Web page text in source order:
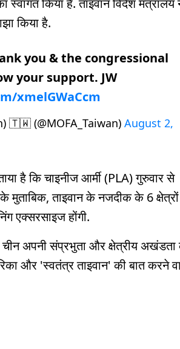
किया है. ताइवान विदेश मंत्रालय
किया है.
you & the congressional
your support. JW
xmelGWaCcm
🇹🇼 (@MOFA_Taiwan) August 2,
है कि चाइनीज आर्मी (PLA) गुरुवार से
मुताबिक, ताइवान के नजदीक के 6
एक्सरसाइज होंगी.
अपनी संप्रभुता और क्षेत्रीय अखंडता
और 'स्वतंत्र ताइवान' की बात करने